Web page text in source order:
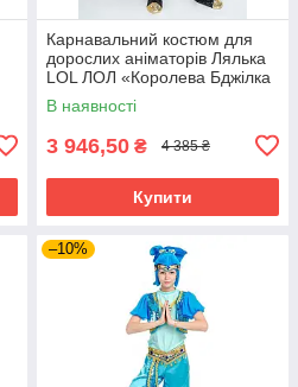
Карнавальний костюм для
дорослих аніматорів Лялька
LOL ЛОЛ «Королева Бджілка
(Queen Bee)»
В наявності
3 946,50 ₴ 4 385 ₴
Купити
–10%